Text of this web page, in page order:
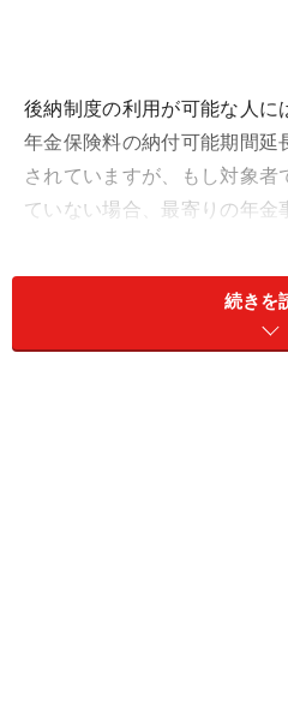
後納制度の利用が可能な人に
年金保険料の納付可能期間延
されていますが、もし対象者
ていない場合、最寄りの年金
い。
続きを